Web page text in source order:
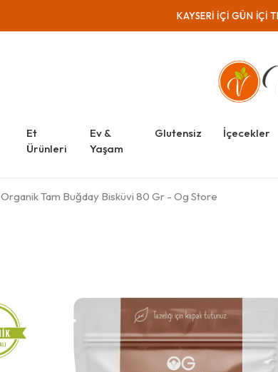
KAYSERI IÇI GÜN IÇI
Et
Ürünleri
Ev &
Yaşam
Glutensiz İçecekler
Organik Tam Buğday Bisküvi 80 Gr - Og Store